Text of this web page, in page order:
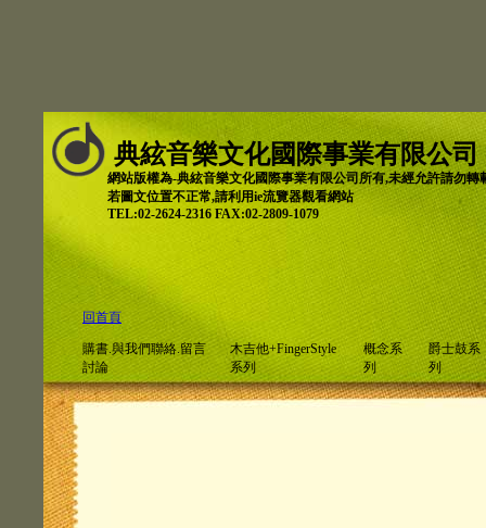
典絃音樂文化國際事業有限公司
網站版權為-典絃音樂文化國際事業有限公司所有,未經允許請勿轉
若圖文位置不正常,請利用ie流覽器觀看網站
TEL:02-2624-2316 FAX:02-2809-1079
回首頁
購書.與我們聯絡.留言
討論
木吉他+FingerStyle
系列
概念系
列
爵士鼓系
列